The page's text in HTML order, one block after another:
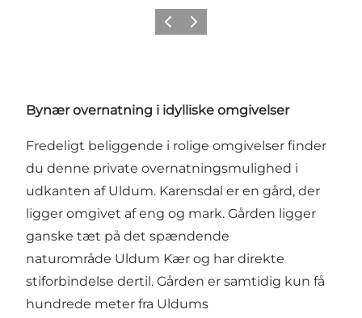
ForrigeNæste
Bynær overnatning i idylliske omgivelser
Fredeligt beliggende i rolige omgivelser finder
du denne private overnatningsmulighed i
udkanten af Uldum. Karensdal er en gård, der
ligger omgivet af eng og mark. Gården ligger
ganske tæt på det spændende
naturområde Uldum Kær og har direkte
stiforbindelse dertil. Gården er samtidig kun få
hundrede meter fra Uldums